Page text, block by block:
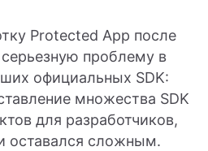
Protected App после
проблему в
официальных SDK:
множества SDK
для разработчиков,
оставался сложным.